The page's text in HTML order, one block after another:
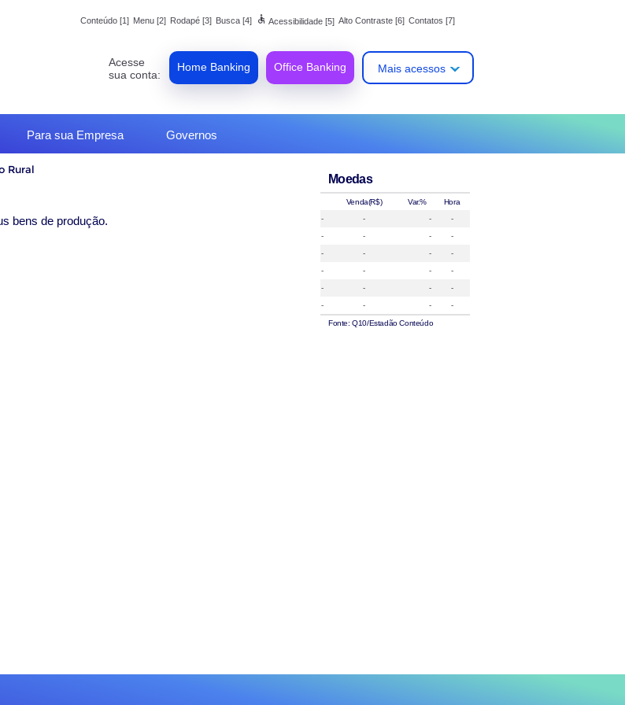
Conteúdo [1] Menu [2] Rodapé [3] Busca [4] accessible Acessibilidade [5] Alto Contraste [6] Contatos [7]
Acesse
sua conta:
Home Banking Office Banking Mais acessos
Para sua Empresa Governos
Rural
bens de produção.
Moedas
Venda(R$) Var.%
Hora
-
- -
-
-
- -
-
-
- -
-
-
- -
-
-
- -
-
-
- - -
Fonte: Q10/Estadão Conteúdo